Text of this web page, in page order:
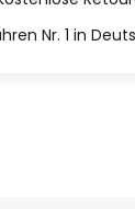
Nr. 1 in